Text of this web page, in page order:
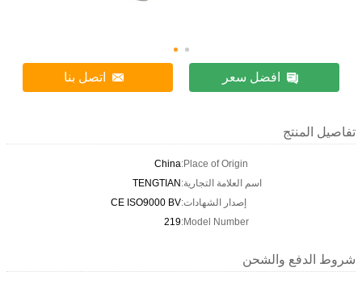
افضل سعر اتصل بنا
تفاصيل المنتج
Place of Origin:
China
اسم العلامة التجارية:TENGTIAN
إصدار الشهادات:CE ISO9000 BV
Model Number:
219
شروط الدفع والشحن